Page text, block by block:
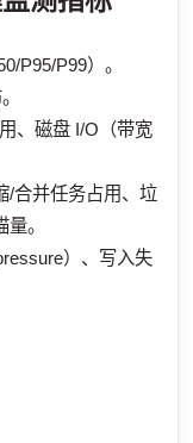
P95/P99）。
、磁盘 I/O（带宽
/合并任务占用、垃
。
）、写入失